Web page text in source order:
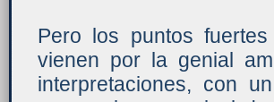
Pero los puntos
vienen por la genial
interpretaciones, con